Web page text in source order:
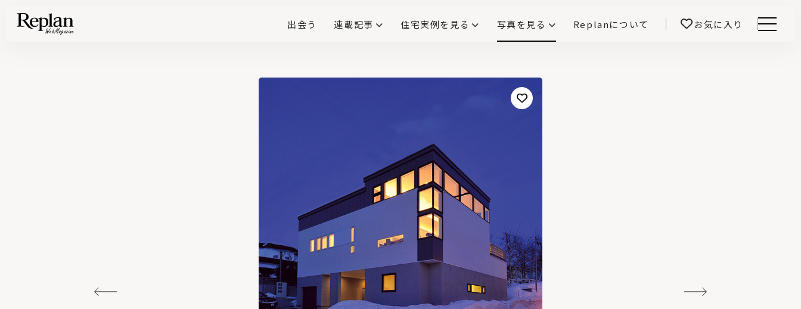
出会う 連載記事 住宅実例を見る 写真を見る Replanについて お気に入り